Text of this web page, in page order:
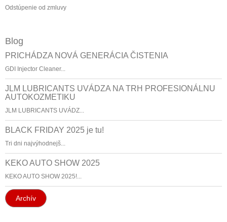
Odstúpenie od zmluvy
Blog
PRICHÁDZA NOVÁ GENERÁCIA ČISTENIA
GDI Injector Cleaner...
JLM LUBRICANTS UVÁDZA NA TRH PROFESIONÁLNU
AUTOKOZMETIKU
JLM LUBRICANTS UVÁDZ...
BLACK FRIDAY 2025 je tu!
Tri dni najvýhodnejš...
KEKO AUTO SHOW 2025
KEKO AUTO SHOW 2025!...
Archív